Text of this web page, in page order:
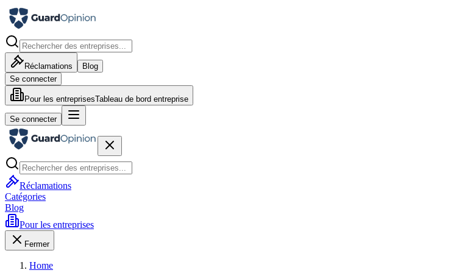
Réclamations
Blog
Se connecter
Pour les entreprisesTableau de bord entreprise
Se connecter
Réclamations
Catégories
Blog
Pour les entreprises
Fermer
Home